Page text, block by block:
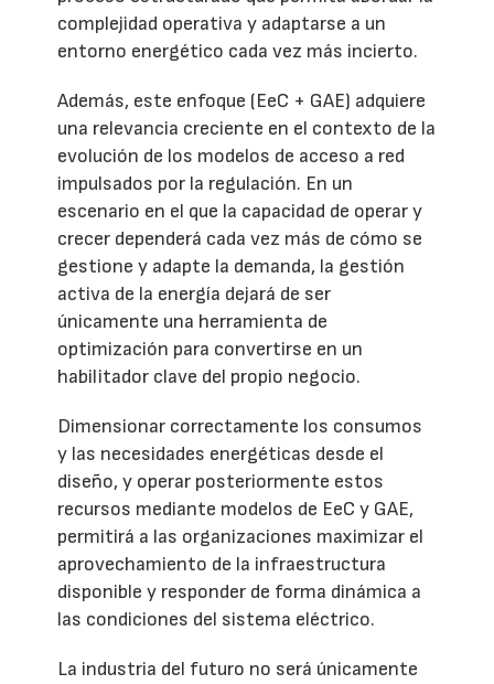
complejidad operativa y adaptarse a un
entorno energético cada vez más incierto.
Además, este enfoque (EeC + GAE) adquiere
una relevancia creciente en el contexto de la
evolución de los modelos de acceso a red
impulsados por la regulación. En un
escenario en el que la capacidad de operar y
crecer dependerá cada vez más de cómo se
gestione y adapte la demanda, la gestión
activa de la energía dejará de ser
únicamente una herramienta de
optimización para convertirse en un
habilitador clave del propio negocio.
Dimensionar correctamente los consumos
y las necesidades energéticas desde el
diseño, y operar posteriormente estos
recursos mediante modelos de EeC y GAE,
permitirá a las organizaciones maximizar el
aprovechamiento de la infraestructura
disponible y responder de forma dinámica a
las condiciones del sistema eléctrico.
La industria del futuro no será únicamente